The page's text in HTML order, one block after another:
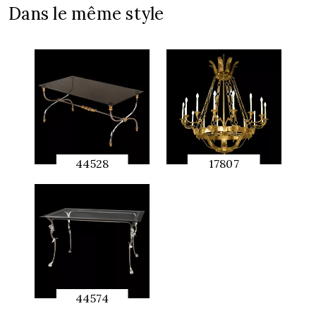
Dans le même style
44528
APERÇU
17807
44574